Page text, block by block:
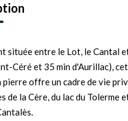
située entre le Lot, le Cantal
Céré et 35 min d'Aurillac),
pierre offre un cadre de vie
de la Cère, du lac du Tolerme